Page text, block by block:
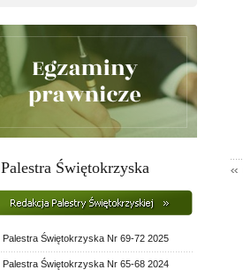
Palestra Świętokrzyska
Palestra Świętokrzyska Nr 69-72 2025
Palestra Świętokrzyska Nr 65-68 2024